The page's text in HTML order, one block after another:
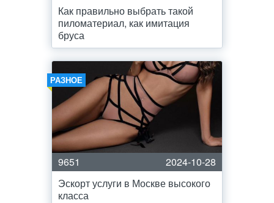
Как правильно выбрать такой
пиломатериал, как имитация
бруса
РАЗНОЕ
9651
2024-10-28
Эскорт услуги в Москве высокого
класса